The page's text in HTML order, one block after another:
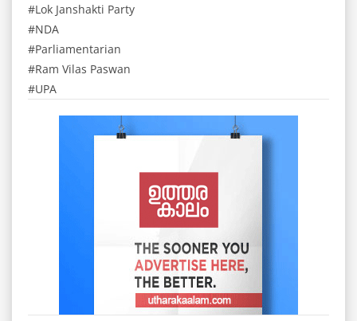
Lok Janshakti Party
NDA
Parliamentarian
Ram Vilas Paswan
UPA